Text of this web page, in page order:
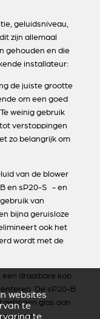
geluidsniveau,
zijn allemaal
gehouden en die
installateur:
de juiste grootte
om een goed
weinig gebruik
verstoppingen
zo belangrijk om
van de blower
en sP20-S - en
van
bijna geruisloze
ook het
wordt met de
een draaibare kop
De sP20-B
gebogen glas aan
in een
websites
te
te